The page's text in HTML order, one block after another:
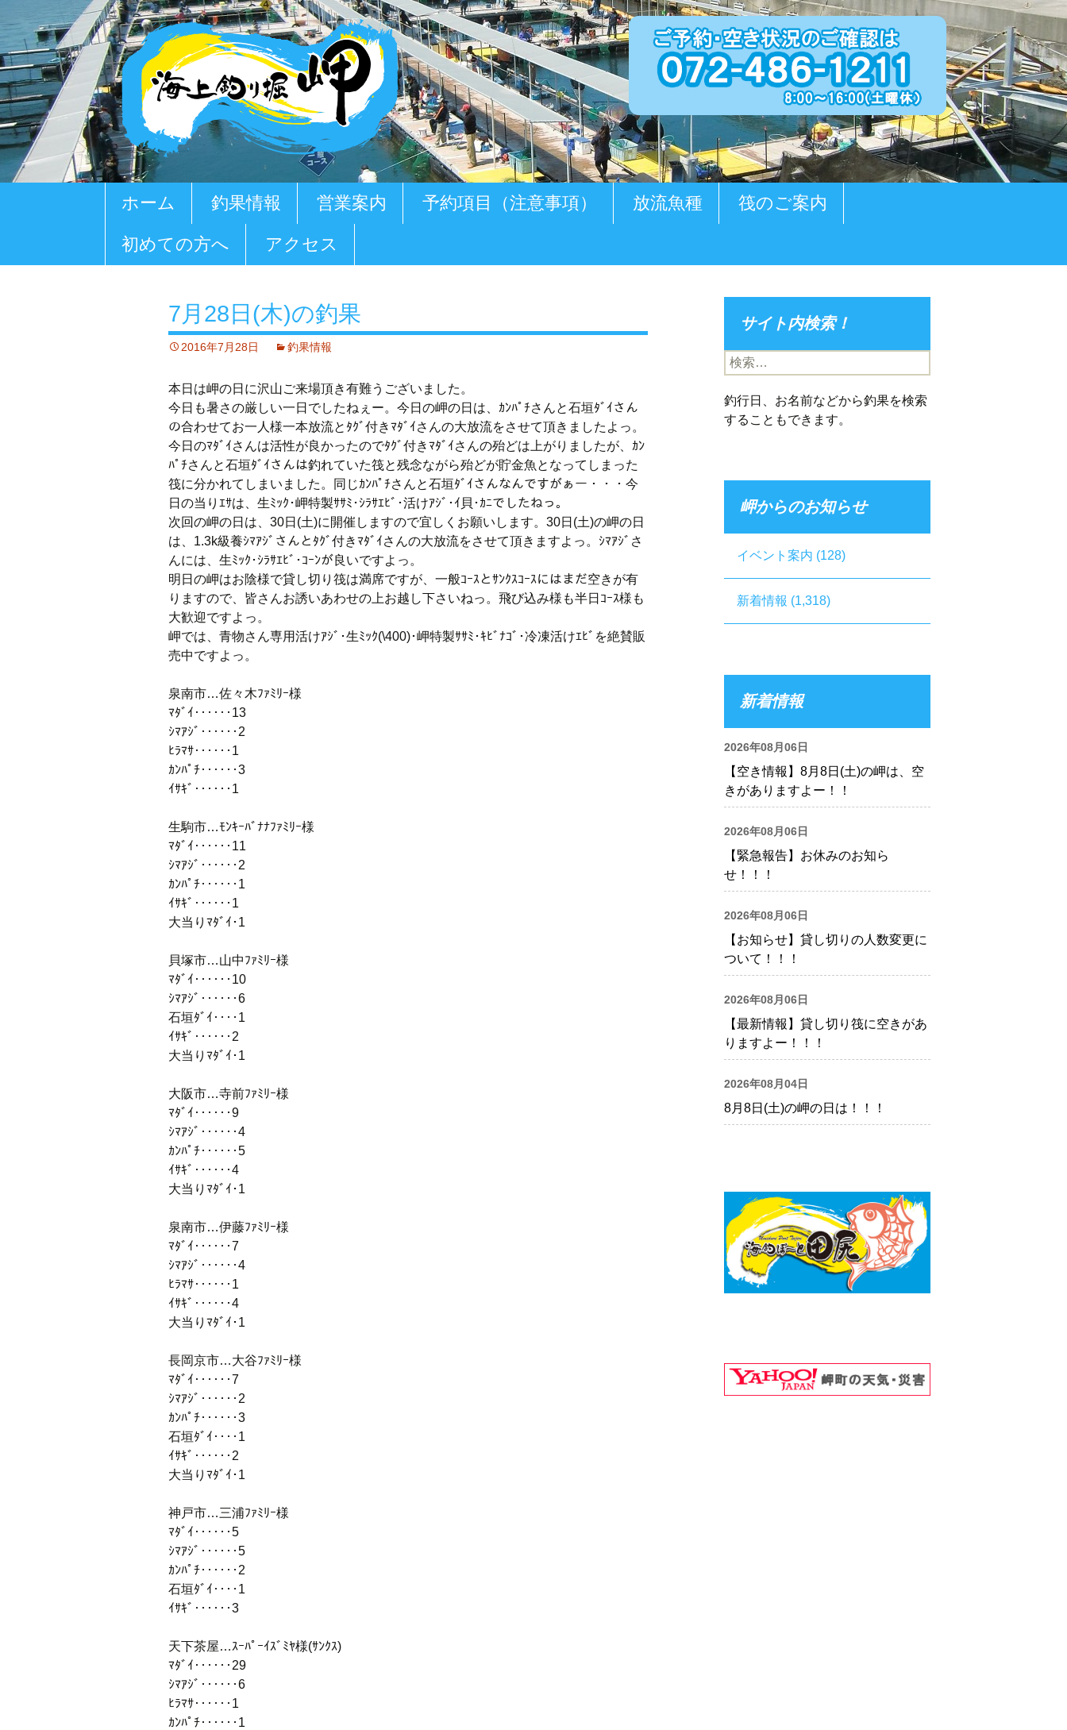
ツ
ホーム 釣果情報 営業案内 予約項目（注意事項） 放流魚種 筏のご案内
初めての方へ アクセス
7月28日(木)の釣果
2016年7月28日 釣果情報
本日は岬の日に沢山ご来場頂き有難うございました。
今日も暑さの厳しい一日でしたねぇー。今日の岬の日は、ｶﾝﾊﾟﾁさんと石垣ﾀﾞｲさん
の合わせてお一人様一本放流とﾀｸﾞ付きﾏﾀﾞｲさんの大放流をさせて頂きましたよっ。
今日のﾏﾀﾞｲさんは活性が良かったのでﾀｸﾞ付きﾏﾀﾞｲさんの殆どは上がりましたが、ｶﾝ
ﾊﾟﾁさんと石垣ﾀﾞｲさんは釣れていた筏と残念ながら殆どが貯金魚となってしまった
筏に分かれてしまいました。同じｶﾝﾊﾟﾁさんと石垣ﾀﾞｲさんなんですがぁー・・・今
日の当りｴｻは、生ﾐｯｸ･岬特製ｻｻﾐ･ｼﾗｻｴﾋﾞ･活けｱｼﾞ･ｲ貝･ｶﾆでしたねっ。
次回の岬の日は、30日(土)に開催しますので宜しくお願いします。30日(土)の岬の日
は、1.3k級養ｼﾏｱｼﾞさんとﾀｸﾞ付きﾏﾀﾞｲさんの大放流をさせて頂きますよっ。ｼﾏｱｼﾞさ
んには、生ﾐｯｸ･ｼﾗｻｴﾋﾞ･ｺｰﾝが良いですよっ。
明日の岬はお陰様で貸し切り筏は満席ですが、一般ｺｰｽとｻﾝｸｽｺｰｽにはまだ空きが有
りますので、皆さんお誘いあわせの上お越し下さいねっ。飛び込み様も半日ｺｰｽ様も
大歓迎ですよっ。
岬では、青物さん専用活けｱｼﾞ･生ﾐｯｸ(\400)･岬特製ｻｻﾐ･ｷﾋﾞﾅｺﾞ･冷凍活けｴﾋﾞを絶賛販
売中ですよっ。
泉南市…佐々木ﾌｧﾐﾘｰ様
ﾏﾀﾞｲ‥‥‥13
ｼﾏｱｼﾞ‥‥‥2
ﾋﾗﾏｻ‥‥‥1
ｶﾝﾊﾟﾁ‥‥‥3
ｲｻｷﾞ‥‥‥1
生駒市…ﾓﾝｷｰﾊﾞﾅﾅﾌｧﾐﾘｰ様
ﾏﾀﾞｲ‥‥‥11
ｼﾏｱｼﾞ‥‥‥2
ｶﾝﾊﾟﾁ‥‥‥1
ｲｻｷﾞ‥‥‥1
大当りﾏﾀﾞｲ･1
貝塚市…山中ﾌｧﾐﾘｰ様
ﾏﾀﾞｲ‥‥‥10
ｼﾏｱｼﾞ‥‥‥6
石垣ﾀﾞｲ‥‥1
ｲｻｷﾞ‥‥‥2
大当りﾏﾀﾞｲ･1
大阪市…寺前ﾌｧﾐﾘｰ様
ﾏﾀﾞｲ‥‥‥9
ｼﾏｱｼﾞ‥‥‥4
ｶﾝﾊﾟﾁ‥‥‥5
ｲｻｷﾞ‥‥‥4
大当りﾏﾀﾞｲ･1
泉南市…伊藤ﾌｧﾐﾘｰ様
ﾏﾀﾞｲ‥‥‥7
ｼﾏｱｼﾞ‥‥‥4
ﾋﾗﾏｻ‥‥‥1
ｲｻｷﾞ‥‥‥4
大当りﾏﾀﾞｲ･1
長岡京市…大谷ﾌｧﾐﾘｰ様
ﾏﾀﾞｲ‥‥‥7
ｼﾏｱｼﾞ‥‥‥2
ｶﾝﾊﾟﾁ‥‥‥3
石垣ﾀﾞｲ‥‥1
ｲｻｷﾞ‥‥‥2
大当りﾏﾀﾞｲ･1
神戸市…三浦ﾌｧﾐﾘｰ様
ﾏﾀﾞｲ‥‥‥5
ｼﾏｱｼﾞ‥‥‥5
ｶﾝﾊﾟﾁ‥‥‥2
石垣ﾀﾞｲ‥‥1
ｲｻｷﾞ‥‥‥3
天下茶屋…ｽｰﾊﾟｰｲｽﾞﾐﾔ様(ｻﾝｸｽ)
ﾏﾀﾞｲ‥‥‥29
ｼﾏｱｼﾞ‥‥‥6
ﾋﾗﾏｻ‥‥‥1
ｶﾝﾊﾟﾁ‥‥‥1
サイト内検索！
検
索:
釣行日、お名前などから釣果を検索
することもできます。
岬からのお知らせ
イベント案内 (128)
新着情報 (1,318)
新着情報
2026年08月06日
【空き情報】8月8日(土)の岬は、空
きがありますよー！！
2026年08月06日
【緊急報告】お休みのお知ら
せ！！！
2026年08月06日
【お知らせ】貸し切りの人数変更に
ついて！！！
2026年08月06日
【最新情報】貸し切り筏に空きがあ
りますよー！！！
2026年08月04日
8月8日(土)の岬の日は！！！